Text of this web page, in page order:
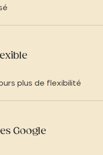
plus de flexibilité
Google